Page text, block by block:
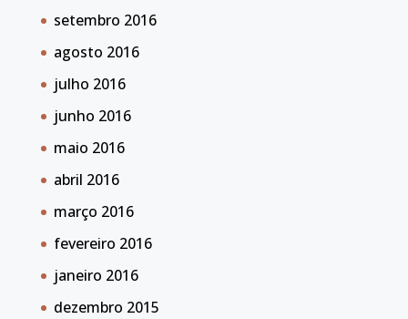
setembro 2016
agosto 2016
julho 2016
junho 2016
maio 2016
abril 2016
março 2016
fevereiro 2016
janeiro 2016
dezembro 2015